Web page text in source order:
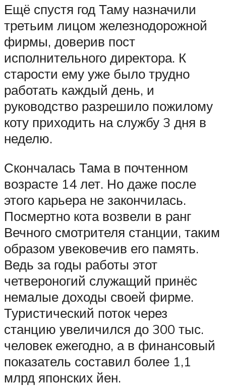
Ещё спустя год Таму назначили
третьим лицом железнодорожной
фирмы, доверив пост
исполнительного директора. К
старости ему уже было трудно
работать каждый день, и
руководство разрешило пожилому
коту приходить на службу 3 дня в
неделю.
Скончалась Тама в почтенном
возрасте 14 лет. Но даже после
этого карьера не закончилась.
Посмертно кота возвели в ранг
Вечного смотрителя станции, таким
образом увековечив его память.
Ведь за годы работы этот
четвероногий служащий принёс
немалые доходы своей фирме.
Туристический поток через
станцию увеличился до 300 тыс.
человек ежегодно, а в финансовый
показатель составил более 1,1
млрд японских йен.